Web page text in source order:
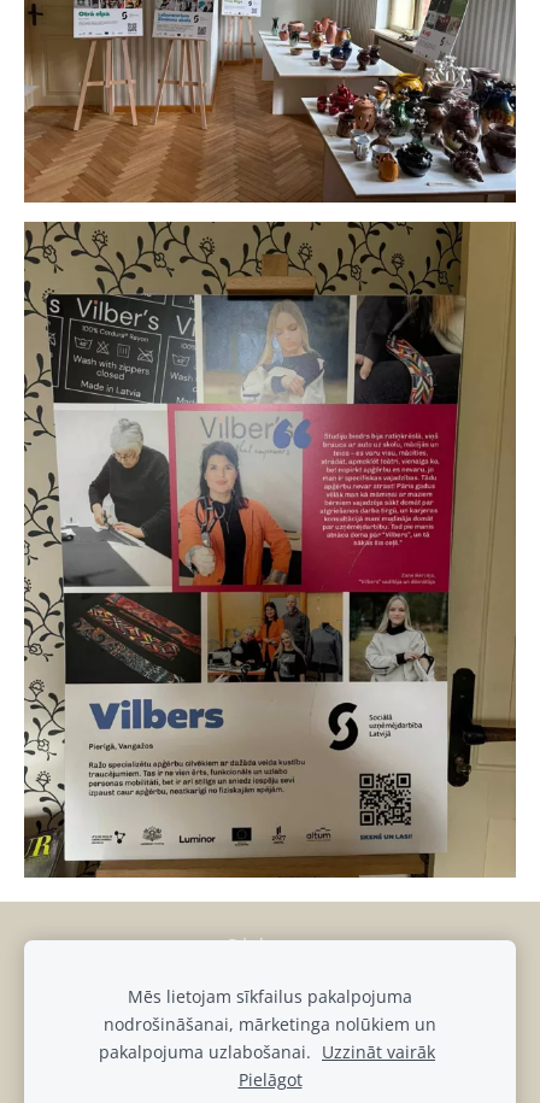
Sīkdatnes
muiza@luznava.lv
+37128686863,+37129390701
Pils iela 8, Lūznava, Lūznavas pagasts, Rēzeknes novads, LV-
4627
Mēs lietojam sīkfailus pakalpojuma
nodrošināšanai, mārketinga nolūkiem un
pakalpojuma uzlabošanai. Uzzināt vairāk
Pielāgot